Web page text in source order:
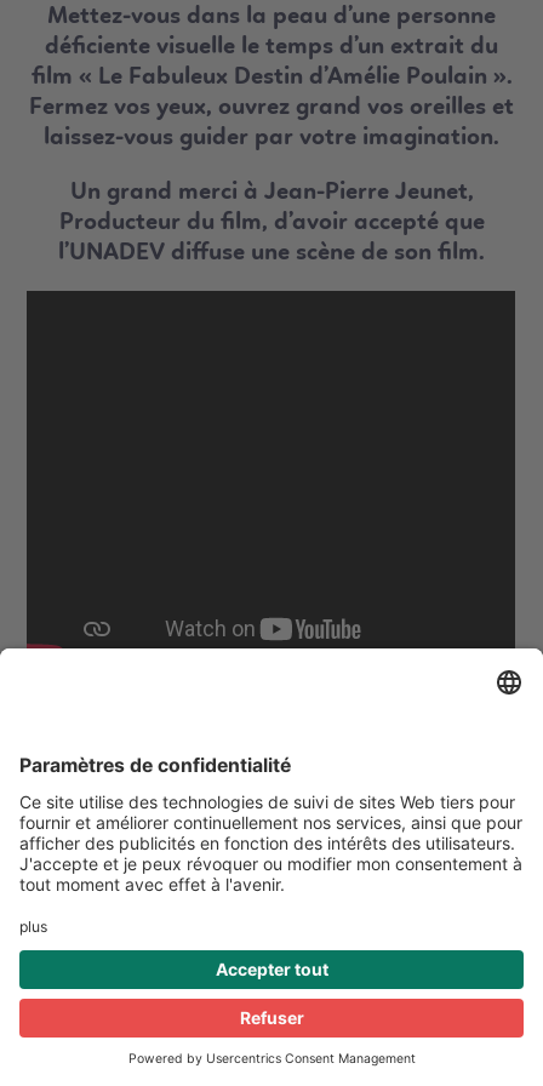
Mettez-vous dans la peau d’une personne
déficiente visuelle le temps d’un extrait du
film « Le Fabuleux Destin d’Amélie Poulain ».
Fermez vos yeux, ouvrez grand vos oreilles et
laissez-vous guider par votre imagination.
Un grand merci à Jean-Pierre Jeunet,
Producteur du film, d’avoir accepté que
l’UNADEV diffuse une scène de son film.
droits réservés
légales
Faites un don pour la lutte
contre la cécité visuelle